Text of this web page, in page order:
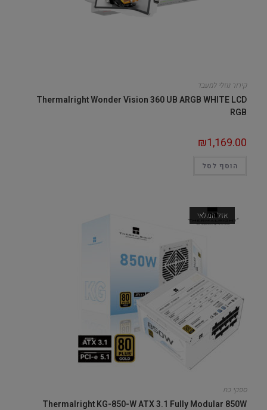
קירור נוזלי למעבד
Thermalright Wonder Vision 360 UB ARGB WHITE LCD
RGB
₪1,169.00
הוסף לסל
אזל המלאי
ספקי כח
Thermalright KG-850-W ATX 3.1 Fully Modular 850W